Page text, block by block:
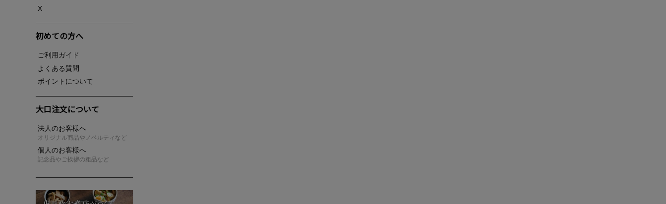
X
初めての方へ
ご利用ガイド
よくある質問
ポイントについて
大口注文について
法人のお客様へ
オリジナル商品やノベルティなど
個人のお客様へ
記念品やご挨拶の粗品など